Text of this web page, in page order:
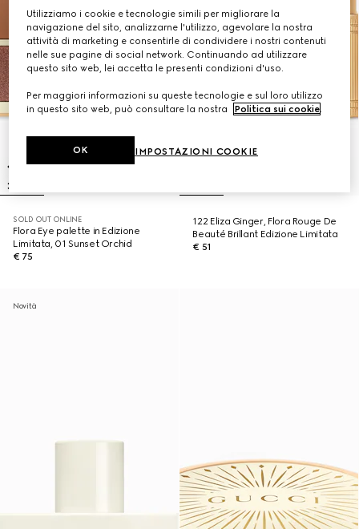
SOLD OUT ONLINE
Flora Eye palette in Edizione
Limitata, 01 Sunset Orchid
€ 75
122 Eliza Ginger, Flora Rouge De
Beauté Brillant Edizione Limitata
€ 51
Novità
Utilizziamo i cookie e tecnologie simili per migliorare la
navigazione del sito, analizzarne l'utilizzo, agevolare la nostra
attività di marketing e consentirle di condividere i nostri contenuti
nelle sue pagine di social network. Continuando ad utilizzare
questo sito web, lei accetta le presenti condizioni d'uso.
Per maggiori informazioni su queste tecnologie e sul loro utilizzo
in questo sito web, può consultare la nostra
Politica sui cookie.
IMPOSTAZIONI COOKIE
OK